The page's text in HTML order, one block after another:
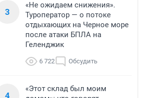
3
«Не ожидаем снижения».
Туроператор — о потоке
отдыхающих на Черное море
после атаки БПЛА на
Геленджик
6 722 Обсудить
4
«Этот склад был моим